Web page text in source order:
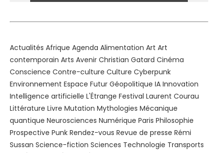
Actualités Afrique Agenda Alimentation Art Art
contemporain Arts Avenir Christian Gatard Cinéma
Conscience Contre-culture Culture Cyberpunk
Environnement Espace Futur Géopolitique IA Innovation
Intelligence artificielle L'Étrange Festival Laurent Courau
Littérature Livre Mutation Mythologies Mécanique
quantique Neurosciences Numérique Paris Philosophie
Prospective Punk Rendez-vous Revue de presse Rémi
Sussan Science-fiction Sciences Technologie Transports